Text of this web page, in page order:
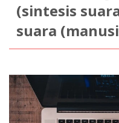
(sintesis
suara